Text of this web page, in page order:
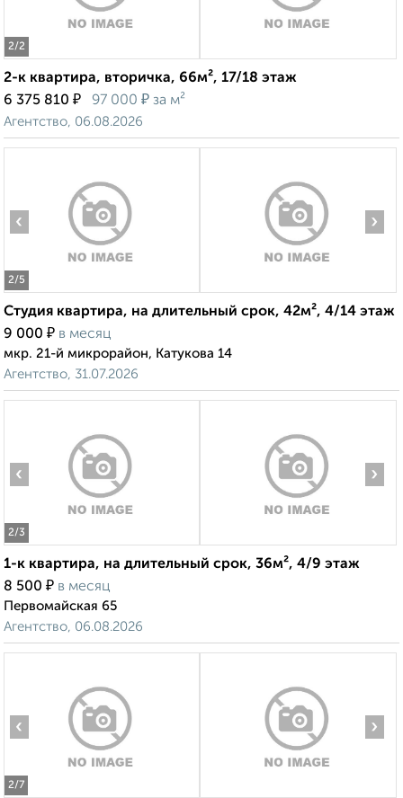
2/2
2-к квартира, вторичка, 66м², 17/18 этаж
6 375 810 ₽ 97 000 ₽ за м²
Агентство, 06.08.2026
2/5
‹ ›
Студия квартира, на длительный срок, 42м², 4/14 этаж
9 000 ₽ в месяц
мкр. 21-й микрорайон, Катукова 14
Агентство, 31.07.2026
2/3
‹ ›
1-к квартира, на длительный срок, 36м², 4/9 этаж
8 500 ₽ в месяц
Первомайская 65
Агентство, 06.08.2026
2/7
‹ ›